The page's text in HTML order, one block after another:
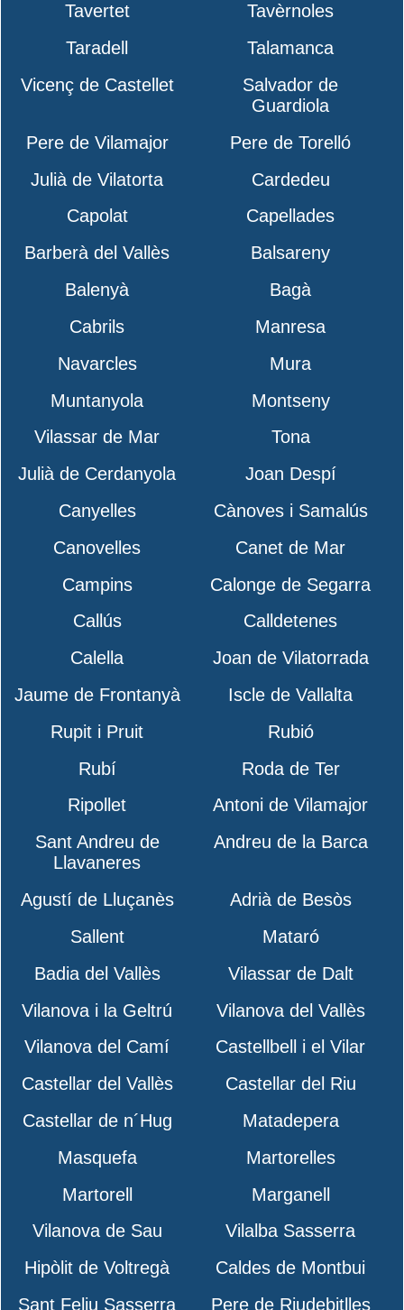
Tavertet
Tavèrnoles
Taradell
Talamanca
Vicenç de Castellet
Salvador de
Guardiola
Pere de Vilamajor
Pere de Torelló
Julià de Vilatorta
Cardedeu
Capolat
Capellades
Barberà del Vallès
Balsareny
Balenyà
Bagà
Cabrils
Manresa
Navarcles
Mura
Muntanyola
Montseny
Vilassar de Mar
Tona
Julià de Cerdanyola
Joan Despí
Canyelles
Cànoves i Samalús
Canovelles
Canet de Mar
Campins
Calonge de Segarra
Callús
Calldetenes
Calella
Joan de Vilatorrada
Jaume de Frontanyà
Iscle de Vallalta
Rupit i Pruit
Rubió
Rubí
Roda de Ter
Ripollet
Antoni de Vilamajor
Sant Andreu de
Llavaneres
Andreu de la Barca
Agustí de Lluçanès
Adrià de Besòs
Sallent
Mataró
Badia del Vallès
Vilassar de Dalt
Vilanova i la Geltrú
Vilanova del Vallès
Vilanova del Camí
Castellbell i el Vilar
Castellar del Vallès
Castellar del Riu
Castellar de n´Hug
Matadepera
Masquefa
Martorelles
Martorell
Marganell
Vilanova de Sau
Vilalba Sasserra
Hipòlit de Voltregà
Caldes de Montbui
Sant Feliu Sasserra
Pere de Riudebitlles